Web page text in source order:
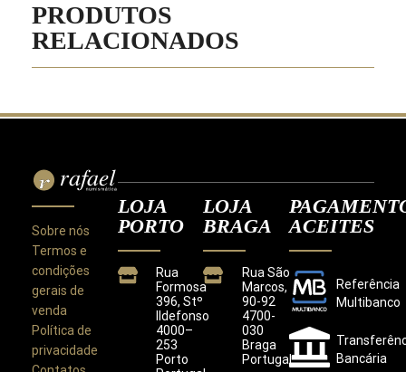
PRODUTOS
RELACIONADOS
Sobre nós
Termos e
condições
gerais de
venda
Política de
privacidade
LOJA
PORTO
Rua
Formosa
396, Stº
Ildefonso
4000–
253
Porto
LOJA
BRAGA
Rua São
Marcos,
90-92
4700-
030
Braga
Portugal
ACEITES
Referência
Multibanco
Bancária